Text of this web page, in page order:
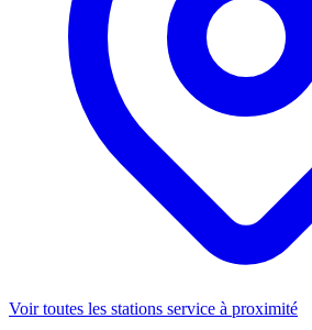
Voir toutes les stations service à proximité